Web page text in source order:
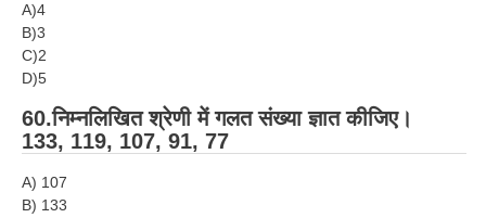
A)4
B)3
C)2
D)5
60.निम्नलिखित श्रेणी में गलत संख्या ज्ञात कीजिए।
133, 119, 107, 91, 77
A) 107
B) 133